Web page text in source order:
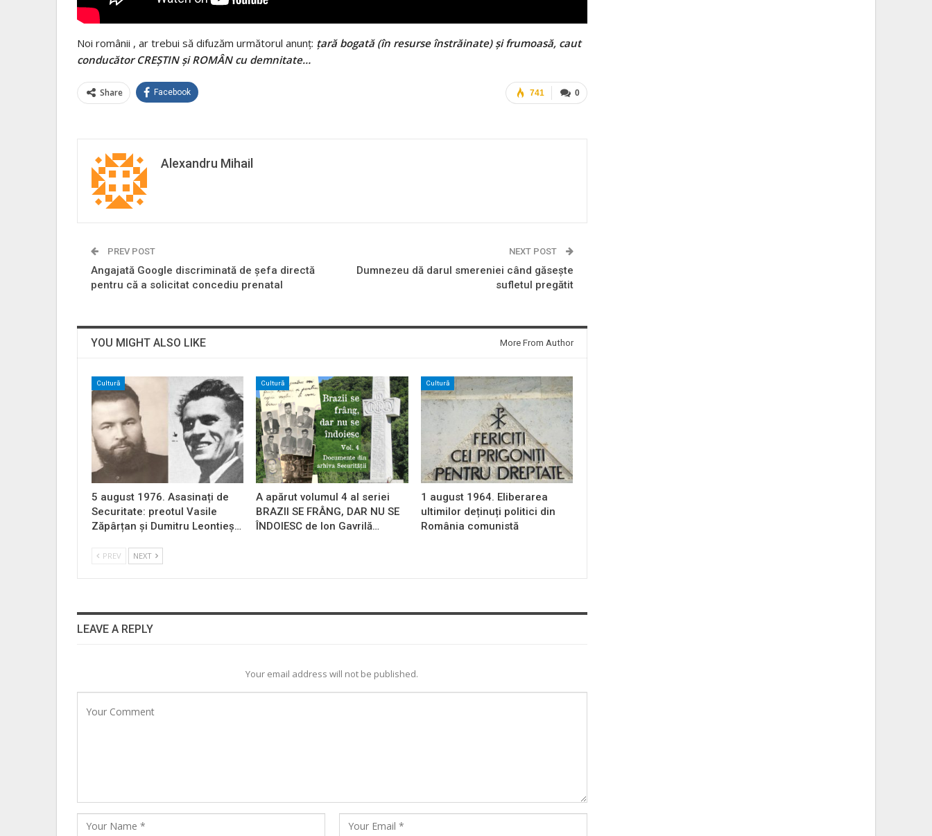
Noi românii , ar trebui să difuzăm următorul anunț: țară bogată (în resurse înstrăinate) și frumoasă, caut
conducător CREȘTIN șiROMÂNcu demnitate…
0
741
Share Facebook
Alexandru Mihail
PREV POST
Angajată Google discriminată de șefa directă
pentru că a solicitat concediu prenatal
NEXT POST
Dumnezeu dă darul smereniei când găseşte
sufletul pregătit
YOU MIGHT ALSO LIKE More From Author
Cultură
5 august 1976. Asasinați de
Securitate: preotul Vasile
Zăpârțan și Dumitru Leontieș…
Cultură
A apărut volumul 4 al seriei
BRAZII SE FRÂNG, DAR NU SE
ÎNDOIESC de Ion Gavrilă…
Cultură
1 august 1964. Eliberarea
ultimilor deținuți politici din
România comunistă
PREV NEXT
LEAVE A REPLY
Your email address will not be published.